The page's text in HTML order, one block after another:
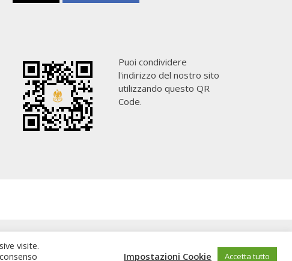
Puoi condividere
l'indirizzo del nostro sito
utilizzando questo QR
Code.
visite.
Impostazioni Cookie Accetta tutto